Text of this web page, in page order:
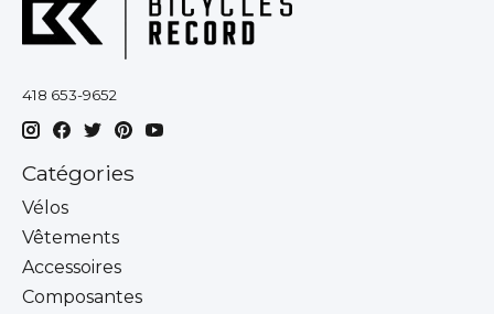
418 653-9652
Catégories
Vélos
Vêtements
Accessoires
Composantes